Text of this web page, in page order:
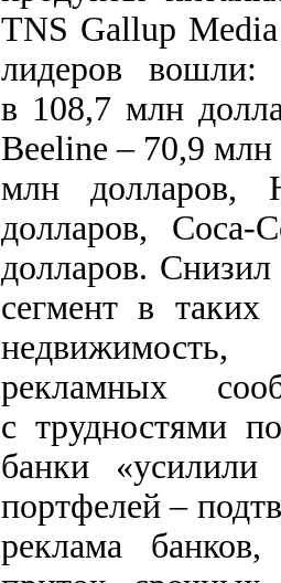
TNS Gallup
лидеров
в 108,7 млн
Beeline – 70,9
млн долларов,
долларов, Coca-
долларов.
сегмент в таких
рекламных
с трудностями
банки «усилили
портфелей –
реклама